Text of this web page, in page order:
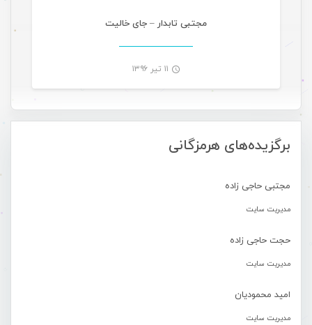
برگزیده‌های هرمزگانی
مجتبی حاجی زاده
مدیریت سایت
حجت حاجی زاده
مدیریت سایت
امید محمودیان
مدیریت سایت
مجتبی تابدار – جای خالیت
۱۱ تیر ۱۳۹۶